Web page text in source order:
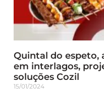
Quintal do espeto,
em interlagos,
soluções Cozil
15/01/2024